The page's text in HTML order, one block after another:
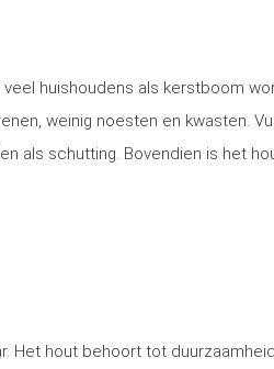
huishoudens als kerstboom
weinig noesten en kwasten.
als schutting. Bovendien is het
Het hout behoort tot